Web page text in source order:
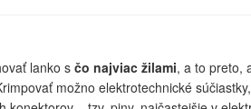
lanko s čo najviac žilami, a to preto,
možno elektrotechnické